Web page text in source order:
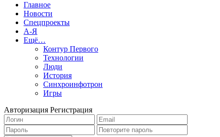
Главное
Новости
Спецпроекты
А-Я
Ещё…
Контур Первого
Технологии
Люди
История
Синхроинфотрон
Игры
Авторизация Регистрация